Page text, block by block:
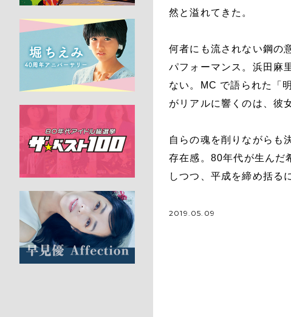
然と溢れてきた。
何者にも流されない鋼の
パフォーマンス。浜田麻
ない。MC で語られた「
がリアルに響くのは、彼
自らの魂を削りながらも
存在感。80年代が生んだ
しつつ、平成を締め括る
2019.05.09